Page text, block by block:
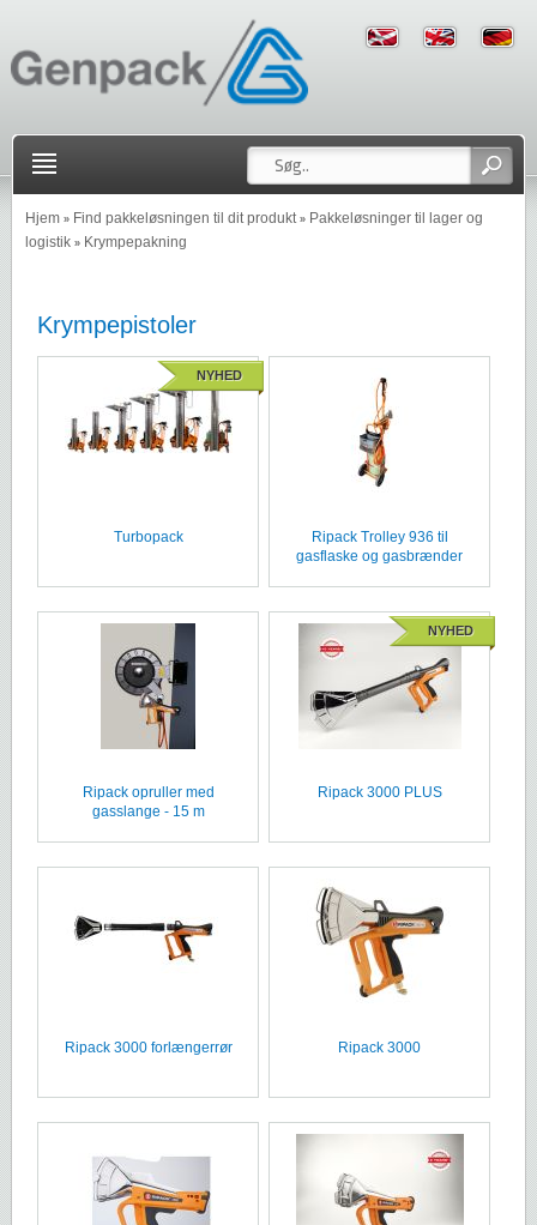
Hjem» Find pakkeløsningen til dit produkt» Pakkeløsninger til lager og
logistik» Krympepakning
Krympepistoler
NYHED
Turbopack
Ripack Trolley 936 til
gasflaske og gasbrænder
Ripack opruller med
gasslange - 15 m
NYHED
Ripack 3000 PLUS
Ripack 3000 forlængerrør Ripack 3000